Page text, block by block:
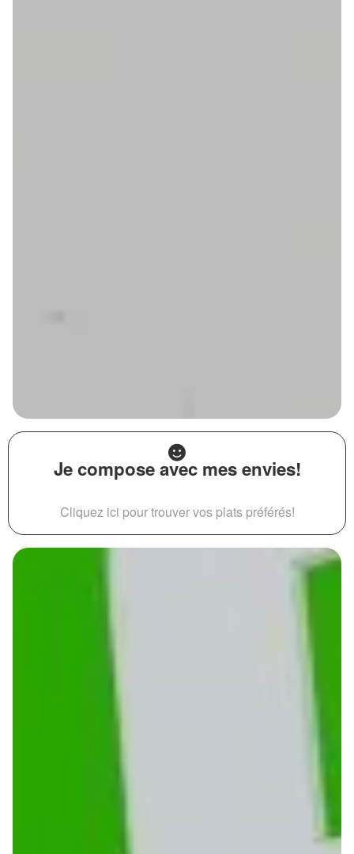
Je compose avec mes envies!
Cliquez ici pour trouver vos plats préférés!